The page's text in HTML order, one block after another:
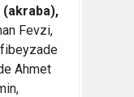
(akraba),
Fevzi,
Ahmet